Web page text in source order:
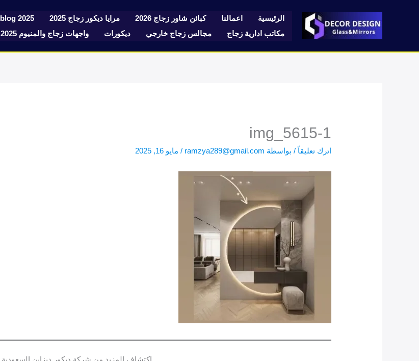
الرئيسية اعمالنا كبائن شاور زجاج 2026 مرايا ديكور زجاج 2025 blog 2025
مكاتب ادارية زجاج
مجالس زجاج خارجي ديكورات واجهات زجاج والمنيوم 2025
img_5615-1
اترك تعليقاً / بواسطة ramzya289@gmail.com
/ مايو 16, 2025
اكتشاف المزيد من شركة ديكور ديزاين السعودية